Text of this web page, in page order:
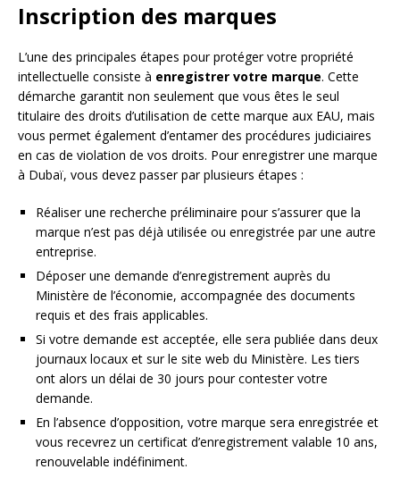
Inscription des marques
L’une des principales étapes pour protéger votre propriété
intellectuelle consiste à enregistrer votre marque. Cette
démarche garantit non seulement que vous êtes le seul
titulaire des droits d’utilisation de cette marque aux EAU, mais
vous permet également d’entamer des procédures judiciaires
en cas de violation de vos droits. Pour enregistrer une marque
à Dubaï, vous devez passer par plusieurs étapes :
Réaliser une recherche préliminaire pour s’assurer que la
marque n’est pas déjà utilisée ou enregistrée par une autre
entreprise.
Déposer une demande d’enregistrement auprès du
Ministère de l’économie, accompagnée des documents
requis et des frais applicables.
Si votre demande est acceptée, elle sera publiée dans deux
journaux locaux et sur le site web du Ministère. Les tiers
ont alors un délai de 30 jours pour contester votre
demande.
En l’absence d’opposition, votre marque sera enregistrée et
vous recevrez un certificat d’enregistrement valable 10 ans,
renouvelable indéfiniment.